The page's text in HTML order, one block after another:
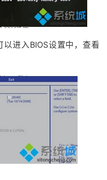
进入BIOS设置中，查看